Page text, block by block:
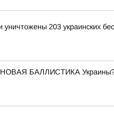
203 украинских
БАЛЛИСТИКА Украины?